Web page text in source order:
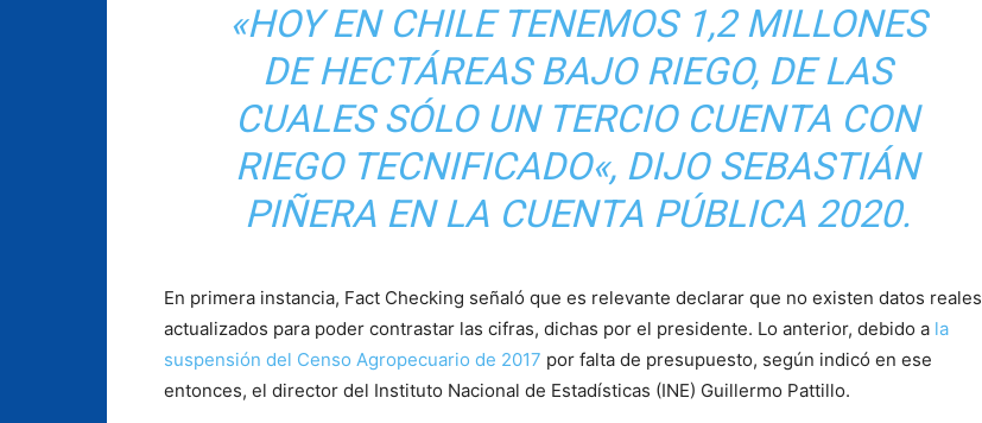
«HOY EN CHILE TENEMOS 1,2 MILLONES
DE HECTÁREAS BAJO RIEGO, DE LAS
CUALES SÓLO UN TERCIO CUENTA CON
RIEGO TECNIFICADO«, DIJO SEBASTIÁN
PIÑERA EN LA CUENTA PÚBLICA 2020.
En primera instancia, Fact Checking señaló que es relevante declarar que no existen datos reales
actualizados para poder contrastar las cifras, dichas por el presidente. Lo anterior, debido a la
suspensión del Censo Agropecuario de 2017 por falta de presupuesto, según indicó en ese
entonces, el director del Instituto Nacional de Estadísticas (INE) Guillermo Pattillo.